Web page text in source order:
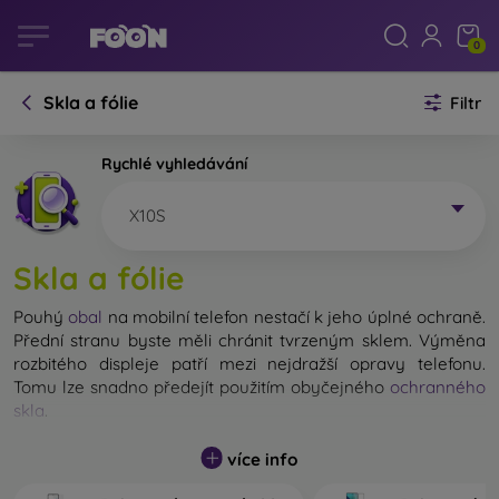
0
Skla a fólie Filtr
Rychlé vyhledávání
X10S
Skla a fólie
Pouhý obal na mobilní telefon nestačí k jeho úplné ochraně.
Přední stranu byste měli chránit tvrzeným sklem. Výměna
rozbitého displeje patří mezi nejdražší opravy telefonu.
Tomu lze snadno předejít použitím obyčejného ochranného
skla
Nerozbitné sklo na mobil sice neexistuje, ale při pádu
zůstane displej ve většině případů nepoškozený. Výběr
více info